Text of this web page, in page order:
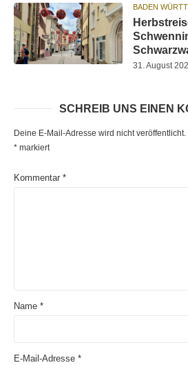
BADEN
31. August
SCHREIB UNS EINEN
Deine E-Mail-Adresse wird nicht veröffentlicht.
* markiert
Kommentar *
Name *
E-Mail-Adresse *